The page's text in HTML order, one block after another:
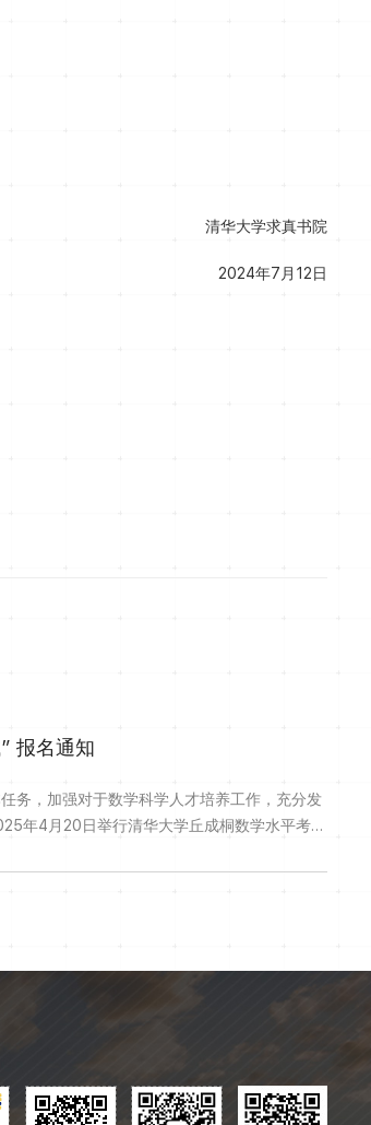
清华大学求真书院
2024年7月12日
报名通知
务，加强对于数学科学人才培养工作，充分发
年4月20日举行清华大学丘成桐数学水平考
入高中三年级的优秀学生，均可报名。二、
名（报名网址...